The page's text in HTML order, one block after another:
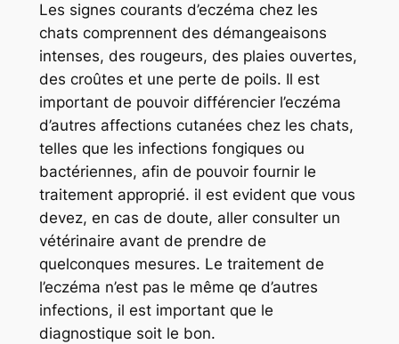
Les signes courants d’eczéma chez les
chats comprennent des démangeaisons
intenses, des rougeurs, des plaies ouvertes,
des croûtes et une perte de poils. Il est
important de pouvoir différencier l’eczéma
d’autres affections cutanées chez les chats,
telles que les infections fongiques ou
bactériennes, afin de pouvoir fournir le
traitement approprié. il est evident que vous
devez, en cas de doute, aller consulter un
vétérinaire avant de prendre de
quelconques mesures. Le traitement de
l’eczéma n’est pas le même qe d’autres
infections, il est important que le
diagnostique soit le bon.